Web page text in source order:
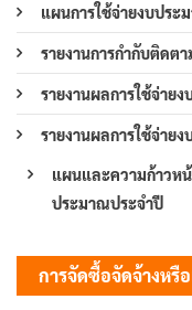
แผนการใช้จ่ายงบประ
รายงานการกำกับติดต
รายงานผลการใช้จ่าย
รายงานผลการใช้จ่าย
แผนและความก้าวหน้
ประมาณประจำปี
การจัดซื้อจัดจ้างหรื